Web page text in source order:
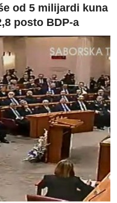
od 5 milijardi kuna
posto BDP-a